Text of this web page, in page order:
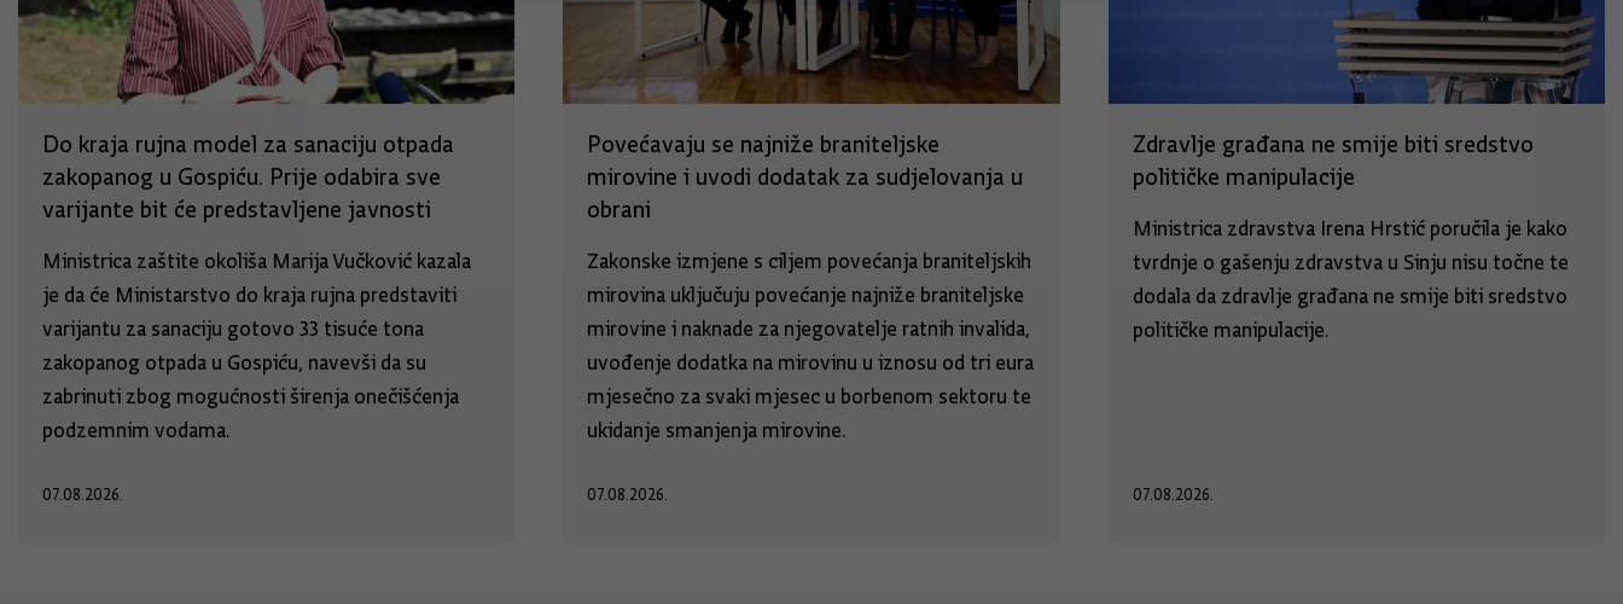
Do kraja rujna model za sanaciju otpada
zakopanog u Gospiću. Prije odabira sve
varijante bit će predstavljene javnosti
Ministrica zaštite okoliša Marija Vučković kazala
je da će Ministarstvo do kraja rujna predstaviti
varijantu za sanaciju gotovo 33 tisuće tona
zakopanog otpada u Gospiću, navevši da su
zabrinuti zbog mogućnosti širenja onečišćenja
podzemnim vodama.
07.08.2026.
Povećavaju se najniže braniteljske
mirovine i uvodi dodatak za sudjelovanja u
obrani
Zakonske izmjene s ciljem povećanja braniteljskih
mirovina uključuju povećanje najniže braniteljske
mirovine i naknade za njegovatelje ratnih invalida,
uvođenje dodatka na mirovinu u iznosu od tri eura
mjesečno za svaki mjesec u borbenom sektoru te
ukidanje smanjenja mirovine.
07.08.2026.
Zdravlje građana ne smije biti sredstvo
političke manipulacije
Ministrica zdravstva Irena Hrstić poručila je kako
tvrdnje o gašenju zdravstva u Sinju nisu točne te
dodala da zdravlje građana ne smije biti sredstvo
političke manipulacije.
07.08.2026.